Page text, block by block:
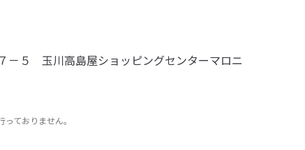
－５ 玉川高島屋ショッピングセンターマロニ
ておりません。